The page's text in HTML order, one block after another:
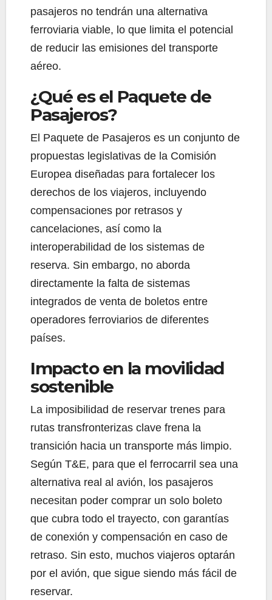
pasajeros no tendrán una alternativa
ferroviaria viable, lo que limita el potencial
de reducir las emisiones del transporte
aéreo.
¿Qué es el Paquete de
Pasajeros?
El Paquete de Pasajeros es un conjunto de
propuestas legislativas de la Comisión
Europea diseñadas para fortalecer los
derechos de los viajeros, incluyendo
compensaciones por retrasos y
cancelaciones, así como la
interoperabilidad de los sistemas de
reserva. Sin embargo, no aborda
directamente la falta de sistemas
integrados de venta de boletos entre
operadores ferroviarios de diferentes
países.
Impacto en la movilidad
sostenible
La imposibilidad de reservar trenes para
rutas transfronterizas clave frena la
transición hacia un transporte más limpio.
Según T&E, para que el ferrocarril sea una
alternativa real al avión, los pasajeros
necesitan poder comprar un solo boleto
que cubra todo el trayecto, con garantías
de conexión y compensación en caso de
retraso. Sin esto, muchos viajeros optarán
por el avión, que sigue siendo más fácil de
reservar.